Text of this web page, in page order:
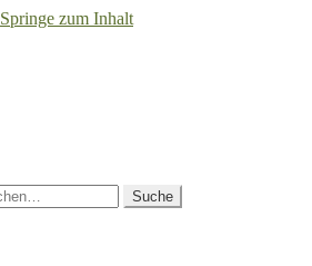
Springe zum Inhalt
Suche